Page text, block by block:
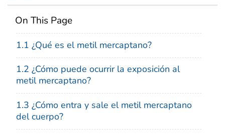
On This Page
1.1 ¿Qué es el metil mercaptano?
1.2 ¿Cómo puede ocurrir la exposición al
metil mercaptano?
1.3 ¿Cómo entra y sale el metil mercaptano
del cuerpo?